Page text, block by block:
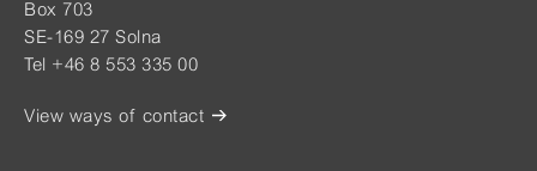
Box 703
SE-169 27 Solna
Tel +46 8 553 335 00
View ways of contact